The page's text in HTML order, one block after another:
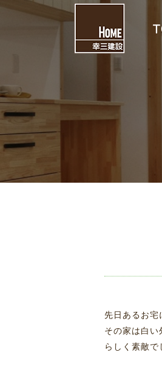
先日あるお宅
その家は白
らしく素敵で